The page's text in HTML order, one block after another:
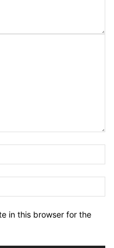
in this browser for the